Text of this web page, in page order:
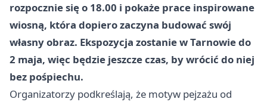
rozpocznie się o 18.00 i pokaże prace inspirowane
wiosną, która dopiero zaczyna budować swój
własny obraz. Ekspozycja zostanie w Tarnowie do
2 maja, więc będzie jeszcze czas, by wrócić do niej
bez pośpiechu.
Organizatorzy podkreślają, że motyw pejzażu od